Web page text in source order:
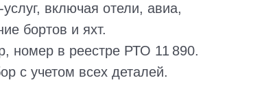
включая отели, авиа,
бортов и яхт.
номер в реестре РТО 11 890.
с учетом всех деталей.